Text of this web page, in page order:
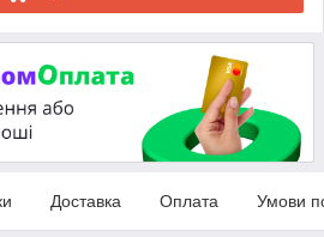
Доставка Оплата Умови